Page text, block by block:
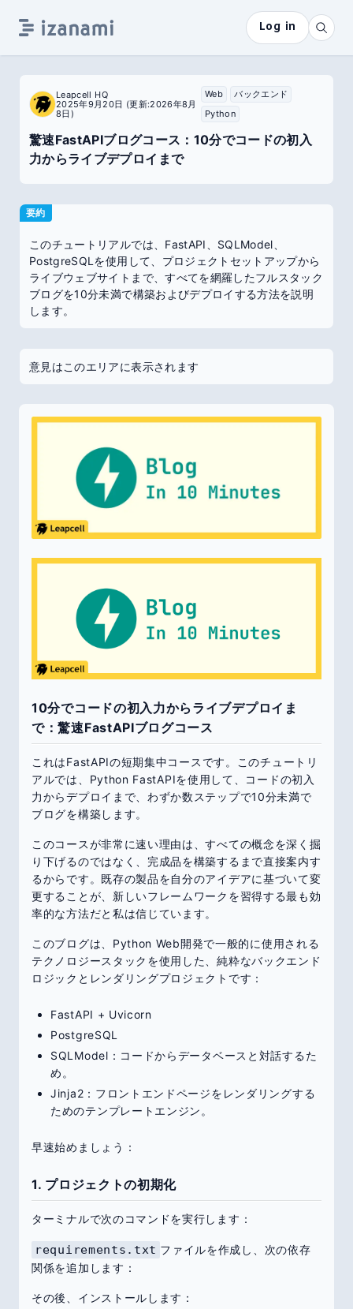
Log in
Leapcell HQ
2025年9月20日 (更新:2026年8月
8日)
Web
バックエンド
Python
驚速FastAPIブログコース：10分でコードの初入
力からライブデプロイまで
要約
このチュートリアルでは、FastAPI、SQLModel、
PostgreSQLを使用して、プロジェクトセットアップから
ライブウェブサイトまで、すべてを網羅したフルスタック
ブログを10分未満で構築およびデプロイする方法を説明
します。
意見はこのエリアに表示されます
10分でコードの初入力からライブデプロイま
で：驚速FastAPIブログコース
これはFastAPIの短期集中コースです。このチュートリ
アルでは、Python FastAPIを使用して、コードの初入
力からデプロイまで、わずか数ステップで10分未満で
ブログを構築します。
このコースが非常に速い理由は、すべての概念を深く掘
り下げるのではなく、完成品を構築するまで直接案内す
るからです。既存の製品を自分のアイデアに基づいて変
更することが、新しいフレームワークを習得する最も効
率的な方法だと私は信じています。
このブログは、Python Web開発で一般的に使用される
テクノロジースタックを使用した、純粋なバックエンド
ロジックとレンダリングプロジェクトです：
FastAPI + Uvicorn
PostgreSQL
SQLModel：コードからデータベースと対話するた
め。
Jinja2：フロントエンドページをレンダリングする
ためのテンプレートエンジン。
早速始めましょう：
1. プロジェクトの初期化
ターミナルで次のコマンドを実行します：
requirements.txt ファイルを作成し、次の依存
関係を追加します：
その後、インストールします：